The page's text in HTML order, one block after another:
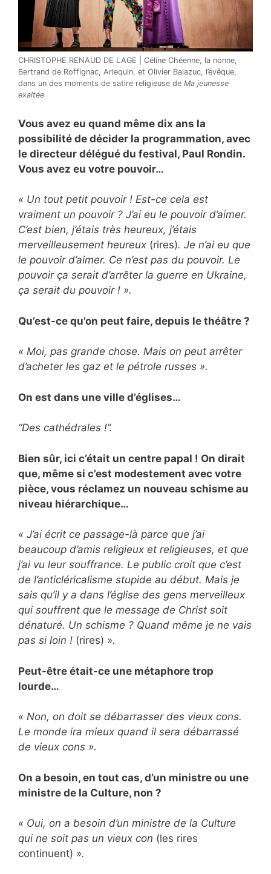
CHRISTOPHE RENAUD DE LAGE | Céline Chéenne, la nonne,
Bertrand de Roffignac, Arlequin, et Olivier Balazuc, l’évêque,
dans un des moments de satire religieuse de Ma jeunesse
exaltée
Vous avez eu quand même dix ans la
possibilité de décider la programmation, avec
le directeur délégué du festival, Paul Rondin.
Vous avez eu votre pouvoir…
« Un tout petit pouvoir ! Est-ce cela est
vraiment un pouvoir ? J’ai eu le pouvoir d’aimer.
C’est bien, j’étais très heureux, j’étais
merveilleusement heureux (rires). Je n’ai eu que
le pouvoir d’aimer. Ce n’est pas du pouvoir. Le
pouvoir ça serait d’arrêter la guerre en Ukraine,
ça serait du pouvoir ! ».
Qu’est-ce qu’on peut faire, depuis le théâtre ?
« Moi, pas grande chose. Mais on peut arrêter
d’acheter les gaz et le pétrole russes ».
On est dans une ville d’églises…
“Des cathédrales !”.
Bien sûr, ici c’était un centre papal ! On dirait
que, même si c’est modestement avec votre
pièce, vous réclamez un nouveau schisme au
niveau hiérarchique…
« J’ai écrit ce passage-là parce que j’ai
beaucoup d’amis religieux et religieuses, et que
j’ai vu leur souffrance. Le public croit que c’est
de l’anticléricalisme stupide au début. Mais je
sais qu’il y a dans l’église des gens merveilleux
qui souffrent que le message de Christ soit
dénaturé. Un schisme ? Quand même je ne vais
pas si loin ! (rires) ».
Peut-être était-ce une métaphore trop
lourde…
« Non, on doit se débarrasser des vieux cons.
Le monde ira mieux quand il sera débarrassé
de vieux cons ».
On a besoin, en tout cas, d’un ministre ou une
ministre de la Culture, non ?
« Oui, on a besoin d’un ministre de la Culture
qui ne soit pas un vieux con (les rires
continuent) ».